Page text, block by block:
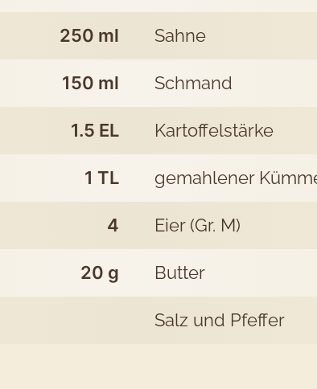
250 ml Sahne
150 ml Schmand
1.5 EL Kartoffelstärke
1 TL gemahlener
4 Eier (Gr. M)
20 g Butter
Salz und Pfeffer